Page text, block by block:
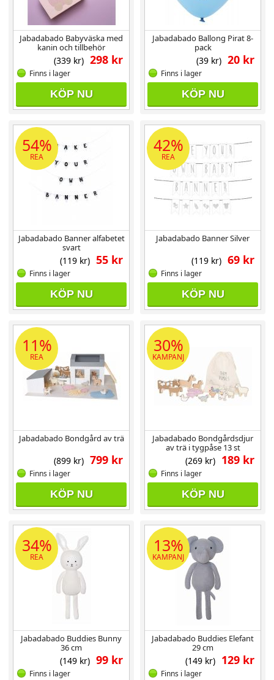
Jabadabado Babyväska med
kanin och tillbehör
298 kr
(339 kr)
Finns i lager
KÖP NU
Jabadabado Ballong Pirat 8-
pack
20 kr
(39 kr)
Finns i lager
KÖP NU
54%
REA
Jabadabado Banner alfabetet
svart
55 kr
(119 kr)
Finns i lager
KÖP NU
42%
REA
Jabadabado Banner Silver
69 kr
(119 kr)
Finns i lager
KÖP NU
11%
REA
Jabadabado Bondgård av trä
799 kr
(899 kr)
Finns i lager
KÖP NU
30%
KAMPANJ
Jabadabado Bondgårdsdjur
av trä i tygpåse 13 st
189 kr
(269 kr)
Finns i lager
KÖP NU
34%
REA
Jabadabado Buddies Bunny
36 cm
99 kr
(149 kr)
Finns i lager
13%
KAMPANJ
Jabadabado Buddies Elefant
29 cm
129 kr
(149 kr)
Finns i lager